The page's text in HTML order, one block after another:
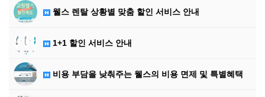
웰스 렌탈 상황별 맞춤 할인 서비스 안내
1+1 할인 서비스 안내
비용 부담을 낮춰주는 웰스의 비용 면제 및 특별혜택